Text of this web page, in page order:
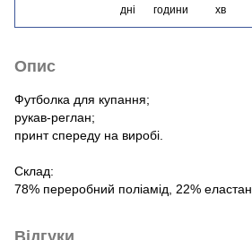
дні години хв
Опис
Футболка для купання;
рукав-реглан;
принт спереду на виробі.
Склад:
78% переробний поліамід, 22% еластан